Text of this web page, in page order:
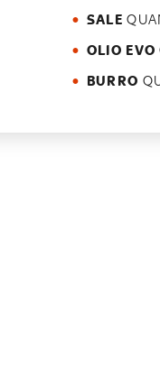
SALE
OLIO EVO
BURRO